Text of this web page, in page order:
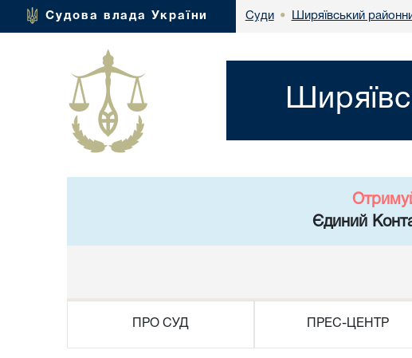
Судова влада України Суди • Ширяївський
Єдиний
ПРО СУД ПРЕС-ЦЕНТР